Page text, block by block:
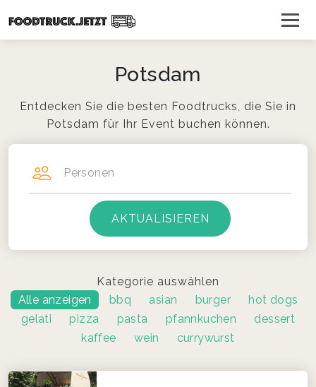
Potsdam
Entdecken Sie die besten Foodtrucks, die Sie in
Potsdam für Ihr Event buchen können.
Personen
Kategorie auswählen
Alle anzeigen
bbq asian burger
hot dogs
gelati
pizza pasta pfannkuchen
dessert
kaffee
wein currywurst